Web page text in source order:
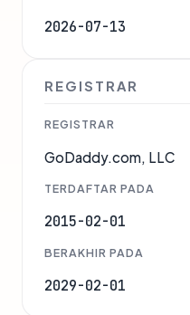
2026-07-13
REGISTRAR
REGISTRAR
GoDaddy.com, LLC
TERDAFTAR PADA
2015-02-01
BERAKHIR PADA
2029-02-01